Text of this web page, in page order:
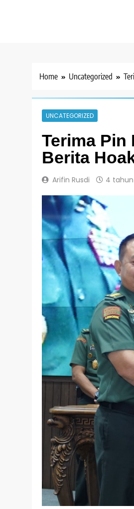
Home Uncategorized
UNCATEGORIZED
Terima Pin
Berita
Arifin Rusdi 4